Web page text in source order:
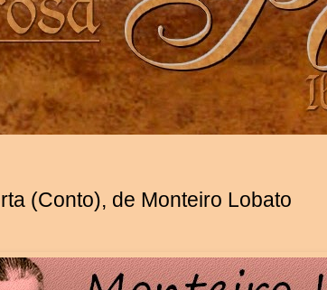
(Conto), de Monteiro Lobato